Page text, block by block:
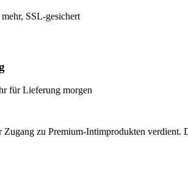
SSL-gesichert
für Lieferung morgen
Zugang zu Premium-Intimprodukten verdient.